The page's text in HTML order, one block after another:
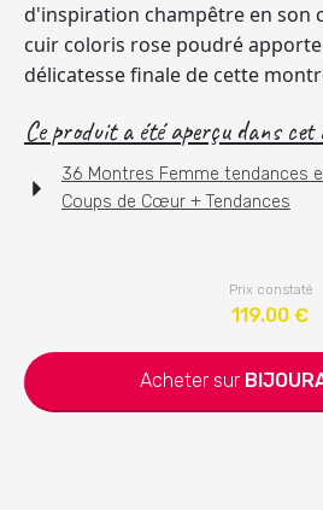
d'inspiration champêtre en son
cuir coloris rose poudré
délicatesse finale de cette
Ce produit a été aperçu dans
36 Montres Femme tendances
Coups de Cœur + Tendances
Prix constaté
119.00 €
Acheter sur